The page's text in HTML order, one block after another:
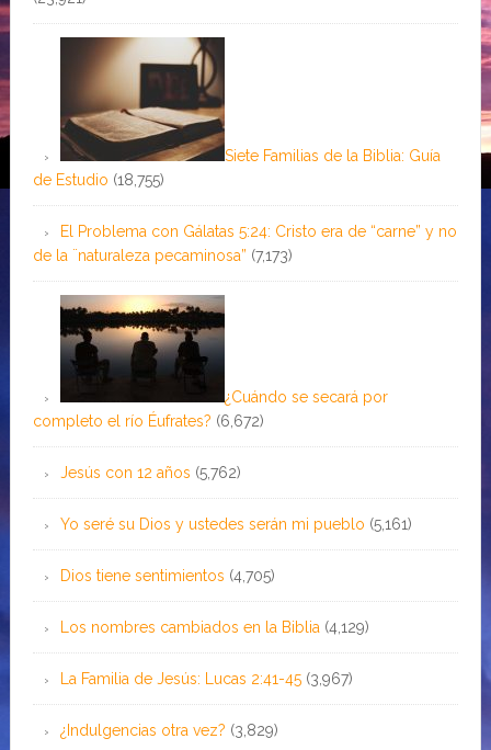
Siete Familias de la Biblia: Guía
de Estudio (18,755)
El Problema con Gálatas 5:24: Cristo era de “carne” y no
de la ¨naturaleza pecaminosa” (7,173)
¿Cuándo se secará por
completo el río Éufrates? (6,672)
Jesús con 12 años (5,762)
Yo seré su Dios y ustedes serán mi pueblo (5,161)
Dios tiene sentimientos (4,705)
Los nombres cambiados en la Biblia (4,129)
La Familia de Jesús: Lucas 2:41-45 (3,967)
¿Indulgencias otra vez? (3,829)